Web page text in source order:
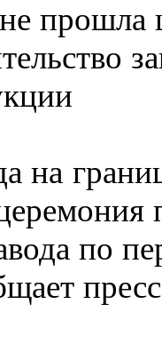
прошла
на
по